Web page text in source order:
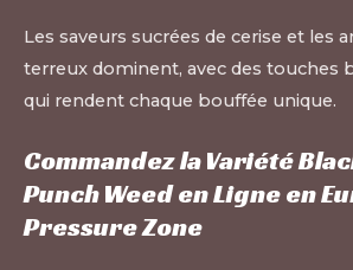
Les saveurs sucrées de cerise et les
terreux dominent, avec des touches
qui rendent chaque bouffée unique.
Commandez la Variété
Punch Weed en Ligne en
Pressure Zone